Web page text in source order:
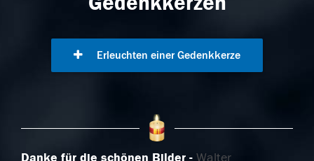
Erleuchten einer Gedenkkerze
Danke für die schönen Bilder Walter